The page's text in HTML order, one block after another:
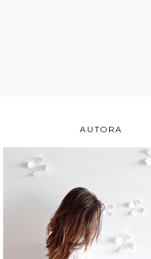
AUTORA